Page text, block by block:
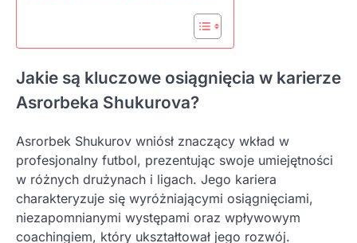
Jakie są kluczowe osiągnięcia w karierze
Asrorbeka Shukurova?
Asrorbek Shukurov wniósł znaczący wkład w
profesjonalny futbol, prezentując swoje umiejętności
w różnych drużynach i ligach. Jego kariera
charakteryzuje się wyróżniającymi osiągnięciami,
niezapomnianymi występami oraz wpływowym
coachingiem, który ukształtował jego rozwój.